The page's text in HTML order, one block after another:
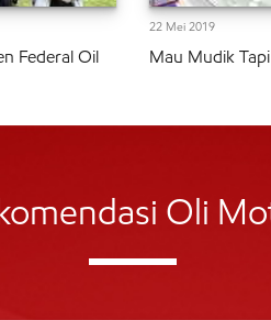
Federal Oil
22 Mei 2019
Mau Mudik
Oli